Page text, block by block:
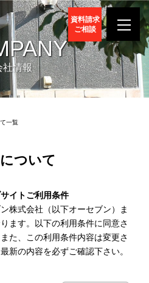
資料請求
ご相談
社情報
一覧
ついて
イトご利用条件
株式会社（以下オーセブン）ま
ます。以下の利用条件に同意さ
た、この利用条件内容は変更さ
新の内容を必ずご確認下さい。